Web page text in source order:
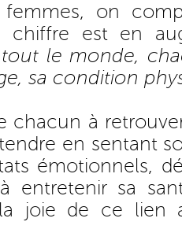
on
chiffre est en
tout le monde,
sa condition
chacun à
en sentant
émotionnels,
entretenir sa
joie de ce lien